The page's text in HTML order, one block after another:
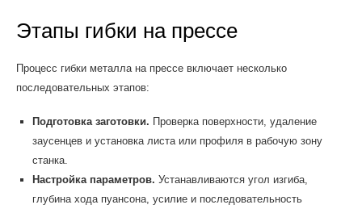
Этапы гибки на прессе
Процесс гибки металла на прессе включает несколько
последовательных этапов:
Подготовка заготовки. Проверка поверхности, удаление
заусенцев и установка листа или профиля в рабочую зону
станка.
Настройка параметров. Устанавливаются угол изгиба,
глубина хода пуансона, усилие и последовательность